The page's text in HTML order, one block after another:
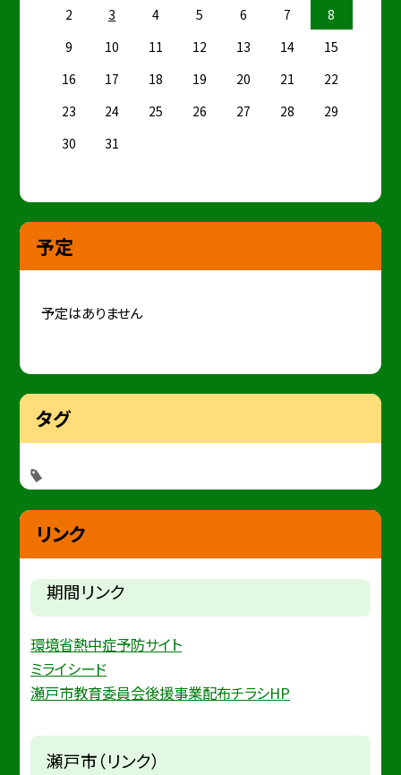
2
3 4 5 6 7
8
9
10 11 12 13 14
15
16
17 18 19 20 21
22
23
24 25 26 27 28
29
30
31
予定
予定はありません
タグ
リンク
期間リンク
環境省熱中症予防サイト
ミライシード
瀬戸市教育委員会後援事業配布チラシHP
瀬戸市（リンク）